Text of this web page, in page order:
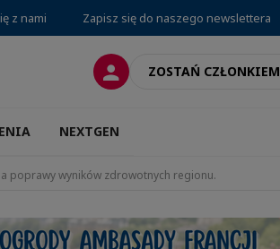
z nami Zapisz się do naszego newslettera
LOGOWANIEZOSTAŃ CZŁONKIEM
NEXTGEN
poprawy wyników zdrowotnych regionu.